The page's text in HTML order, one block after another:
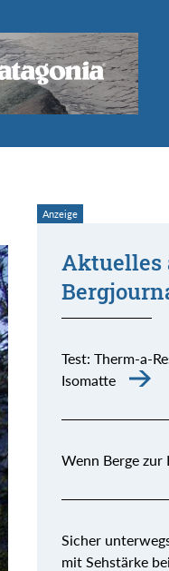
Aktuelles
Test: Therm-a-
Isomatte
Wenn Berge
Sicher
mit Sehstärke